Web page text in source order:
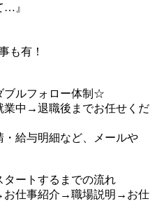
…』
も有！
ブルフォロー体制☆
中→退職後までお任せくだ
給与明細など、メールや
タートするまでの流れ
仕事紹介→職場説明→お仕